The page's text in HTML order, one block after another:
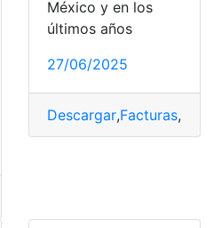
México y en los
últimos años
27/06/2025
Descargar,Facturas,